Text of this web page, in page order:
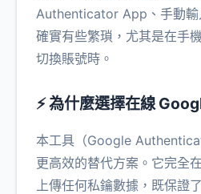
Authenticator App、手動輸
確實有些繁瑣，尤其是在手
切換賬號時。
⚡ 為什麼選擇在線
本工具（Google
更高效的替代方案。它完全
上傳任何私鑰數據，既保證